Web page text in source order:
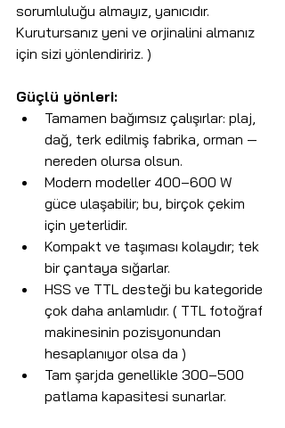
sorumluluğu almayız, yanıcıdır.
Kurutursanız yeni ve orjinalini almanız
için sizi yönlendiririz. )
Güçlü yönleri:
Tamamen bağımsız çalışırlar: plaj,
dağ, terk edilmiş fabrika, orman —
nereden olursa olsun.
Modern modeller 400–600 W
güce ulaşabilir; bu, birçok çekim
için yeterlidir.
Kompakt ve taşıması kolaydır; tek
bir çantaya sığarlar.
HSS ve TTL desteği bu kategoride
çok daha anlamlıdır. ( TTL fotoğraf
makinesinin pozisyonundan
hesaplanıyor olsa da )
Tam şarjda genellikle 300–500
patlama kapasitesi sunarlar.